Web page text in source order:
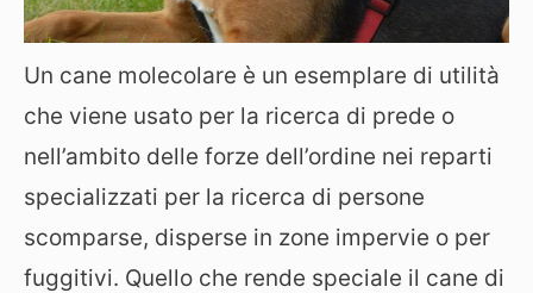
Un cane molecolare è un esemplare di utilità
che viene usato per la ricerca di prede o
nell’ambito delle forze dell’ordine nei reparti
specializzati per la ricerca di persone
scomparse, disperse in zone impervie o per
fuggitivi. Quello che rende speciale il cane di